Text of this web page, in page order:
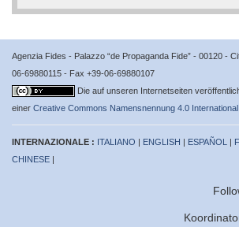
Agenzia Fides - Palazzo “de Propaganda Fide” - 00120 -
06-69880115 - Fax +39-06-69880107
Die auf unseren Internetseiten
einer Creative Commons Namensnennung 4.0
INTERNAZIONALE : ITALIANO | ENGLISH | ESPAÑOL |
CHINESE |